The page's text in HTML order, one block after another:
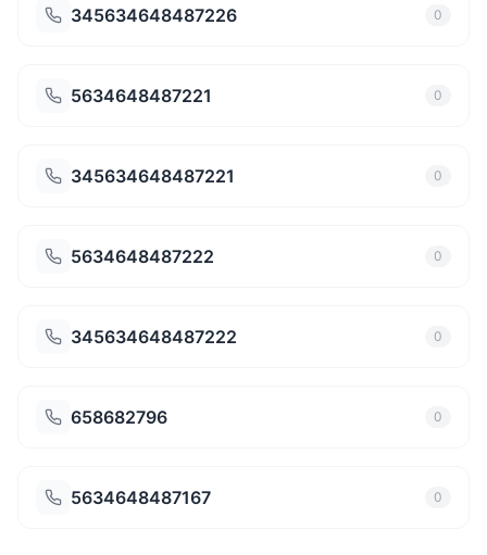
345634648487226 0
5634648487221 0
345634648487221 0
5634648487222 0
345634648487222 0
658682796 0
5634648487167 0